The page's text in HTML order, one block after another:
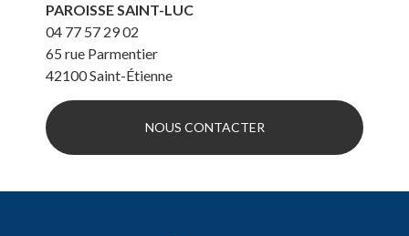
PAROISSE SAINT-LUC
04 77 57 29 02
65 rue Parmentier
42100Saint-Étienne
NOUS CONTACTER